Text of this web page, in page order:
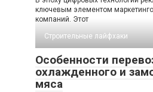
ключевым элементом
компаний. Этот
Строительные лайфхаки
Особенности
охлажденного и
мяса